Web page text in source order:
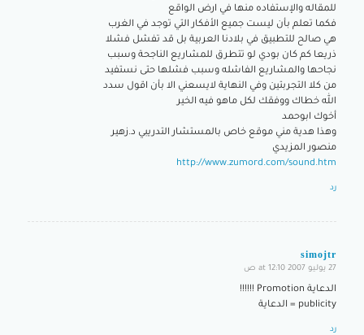
للمقاله والإستفاده منها في ارض الواقع
فكما تعلم بأن ليست جميع الأفكار التي توجد في الغرب
هي صالح للتطبيق في بلادنا العربية بل قد تفشل فشلا
ذريعا كم كان بودي لو تتطرق للمشاريع الناجحة وسبب
نجاحها والمشاريع الفاشله وسبب فشلها حتى نستفيد
من كلا التجربتين وفي النهاية لايسعني الا بأن اقول سدد
الله خطاك ووفقك لكل ماهو فيه الخير
أخوك ابوحمد
وهذا هدية مني موقع خاص بالمستشار التدريبي د.زهير
منصور المزيدي
http://www.zumord.com/sound.htm
رد
simojtr
says:
27 يوليو 2007 at 12:10 ص
الدعاية Promotion !!!!!!
publicity = الدعاية
رد